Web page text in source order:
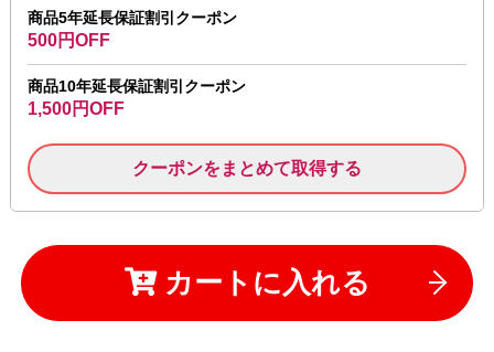
商品5年延長保証割引クーポン
500円OFF
商品10年延長保証割引クーポン
1,500円OFF
クーポンをまとめて取得する
カートに入れる